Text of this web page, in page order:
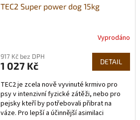
TEC2 Super power dog 15kg
produktu
je
z
5
hvězdiček.
Vyprodáno
917 Kč bez DPH
1 027 Kč DETAIL
TEC2 je zcela nově vyvinuté krmivo pro
psy v intenzivní fyzické zátěži, nebo pro
pejsky kteří by potřebovali přibrat na
váze. Pro lepší a účinnější asimilaci